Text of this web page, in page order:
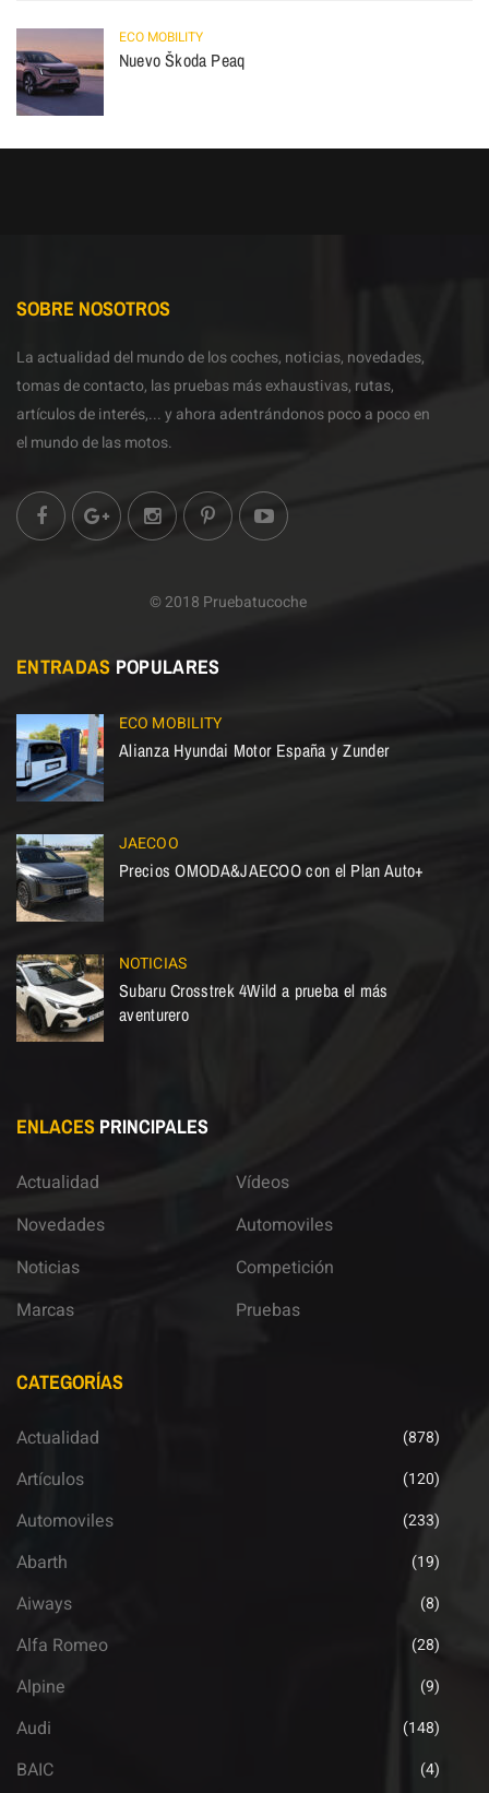
ECO MOBILITY
Nuevo Škoda Peaq
SOBRE NOSOTROS
La actualidad del mundo de los coches, noticias, novedades,
tomas de contacto, las pruebas más exhaustivas, rutas,
artículos de interés,... y ahora adentrándonos poco a poco en
el mundo de las motos.
© 2018 Pruebatucoche
ENTRADAS POPULARES
ECO MOBILITY
Alianza Hyundai Motor España y Zunder
JAECOO
Precios OMODA&JAECOO con el Plan Auto+
NOTICIAS
Subaru Crosstrek 4Wild a prueba el más
aventurero
ENLACES PRINCIPALES
Actualidad
Novedades
Noticias
Marcas
Vídeos
Automoviles
Competición
Pruebas
CATEGORÍAS
Actualidad (878)
Artículos (120)
Automoviles (233)
Abarth (19)
Aiways (8)
Alfa Romeo (28)
Alpine (9)
Audi (148)
BAIC (4)